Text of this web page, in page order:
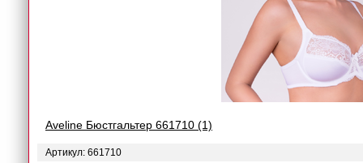
Aveline Бюстгальтер 661710 (1)
Артикул: 661710